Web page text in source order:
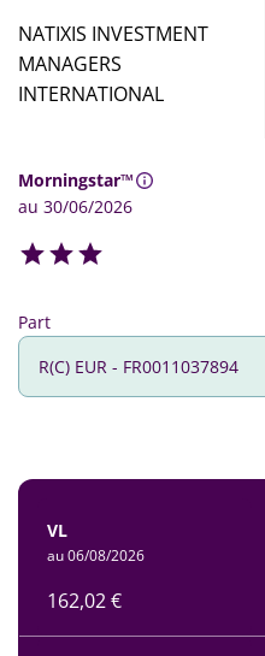
NATIXIS INVESTMENT
MANAGERS
INTERNATIONAL
Part
Morningstar™
au 30/06/2026
VL
au 06/08/2026
162,02 €